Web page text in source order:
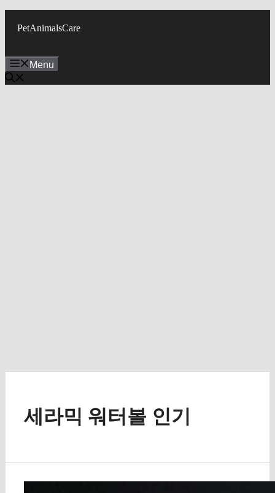
PetAnimalsCare
Menu
세라믹 워터볼 인기